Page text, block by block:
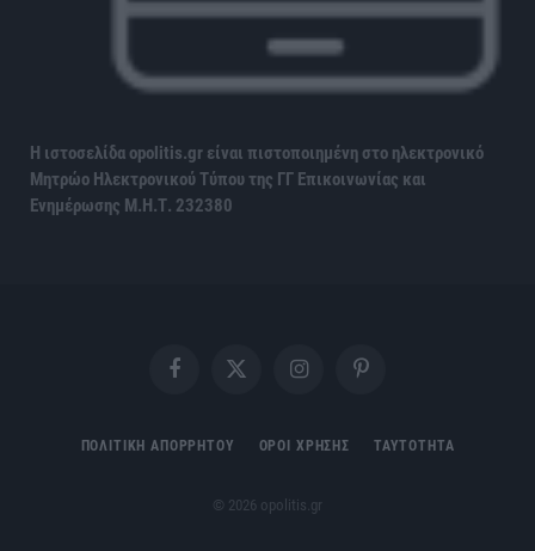
Η ιστοσελίδα opolitis.gr είναι πιστοποιημένη στο ηλεκτρονικό
Μητρώο Ηλεκτρονικού Τύπου της ΓΓ Επικοινωνίας και
Ενημέρωσης Μ.Η.Τ. 232380
FacebookX
InstagramPinterest
ΠΟΛΙΤΙΚΗ ΑΠΟΡΡΗΤΟΥ ΟΡΟΙ ΧΡΗΣΗΣ ΤΑΥΤΟΤΗΤΑ
© 2026 opolitis.gr